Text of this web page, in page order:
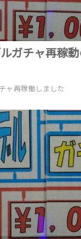
ガチャ再稼
ャ再稼働しました